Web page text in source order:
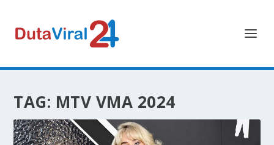
TAG: MTV VMA 2024